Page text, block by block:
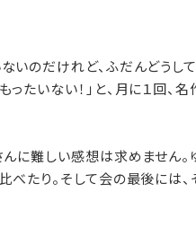
いのだけれど、ふだんどうし
たいない！」 と、月に１回、
んに難しい感想は求めません
たり。そして会の最後には